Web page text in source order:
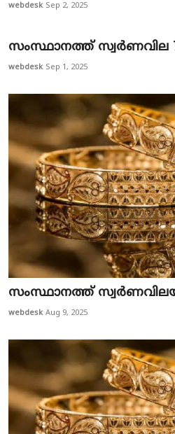
webdesk Sep 2, 2025
സംസ്ഥാനത്ത് സ്വര്‍ണവില
webdesk Sep 1, 2025
സം​സ്ഥാ​ന​ത്ത്
webdesk Aug 9, 2025